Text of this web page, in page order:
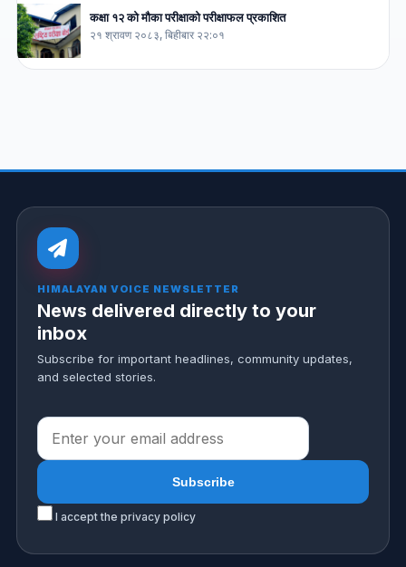
कक्षा १२ को मौका परीक्षाको परीक्षाफल प्रकाशित
२१ श्रावण २०८३, बिहीबार २२:०१
HIMALAYAN VOICE NEWSLETTER
News delivered directly to your
inbox
Subscribe for important headlines, community updates,
and selected stories.
I accept the privacy policy